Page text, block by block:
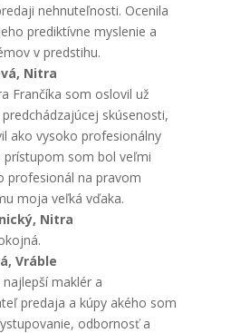
nehnuteľnosti. Ocenila
prediktívne myslenie a
v predstihu.
Nitra
Frančíka som oslovil už
skúsenosti,
ako vysoko profesionálny
prístupom som bol veľmi
profesionál na pravom
moja veľká vďaka.
Nitra
Vráble
maklér a
predaja a kúpy akého som
odbornosť a